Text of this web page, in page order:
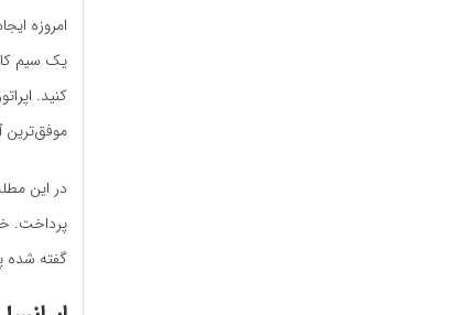
امروزه
یک سیم
کنید.
موفق‌ترین
در این
پرداخت.
گفته شده